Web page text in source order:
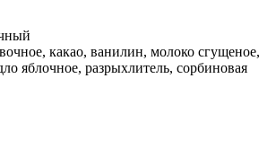
какао, ванилин, молоко сгущеное,
яблочное, разрыхлитель, сорбиновая